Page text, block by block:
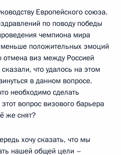
Европейского союза.
по поводу победы
чемпиона мира
положительных эмоций
виз между Россией
что удалось на этом
в данном вопросе.
необходимо сделать
вопрос визового барьера
же снят?
хочу сказать, что мы
нашей общей цели –